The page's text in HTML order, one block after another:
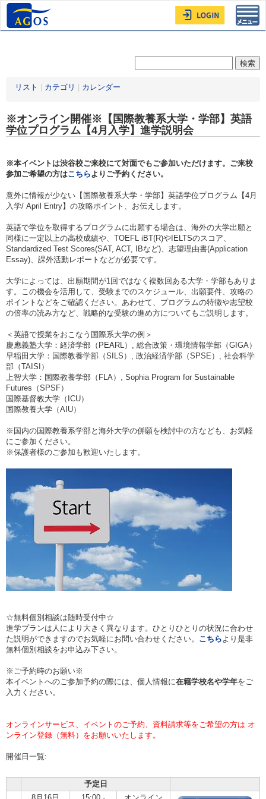
リスト カテゴリ カレンダー
※オンライン開催※【国際教養系大学・学部】英語
学位プログラム【4月入学】進学説明会
※本イベントは渋谷校ご来校にて対面でもご参加いただけます。ご来校
参加ご希望の方はこちらよりご予約ください。
意外に情報が少ない【国際教養系大学・学部】英語学位プログラム【4月
入学/ April Entry】の攻略ポイント、お伝えします。
英語で学位を取得するプログラムに出願する場合は、海外の大学出願と
同様に一定以上の高校成績や、TOEFL iBT(R)やIELTSのスコア、
Standardized Test Scores(SAT, ACT, IBなど)、志望理由書(Application
Essay)、課外活動レポートなどが必要です。
大学によっては、出願期間が1回ではなく複数回ある大学・学部もありま
す。この機会を活用して、受験までのスケジュール、出願要件、攻略の
ポイントなどをご確認ください。あわせて、プログラムの特徴や志望校
の倍率の読み方など、戦略的な受験の進め方についてもご説明します。
＜英語で授業をおこなう国際系大学の例＞
慶應義塾大学：経済学部（PEARL）, 総合政策・環境情報学部（GIGA）
早稲田大学：国際教養学部（SILS）, 政治経済学部（SPSE）, 社会科学
部（TAISI）
上智大学：国際教養学部（FLA）, Sophia Program for Sustainable
Futures（SPSF）
国際基督教大学（ICU）
国際教養大学（AIU）
※国内の国際教養系学部と海外大学の併願を検討中の方なども、お気軽
にご参加ください。
※保護者様のご参加も歓迎いたします。
☆無料個別相談は随時受付中☆
進学プランは人により大きく異なります。ひとりひとりの状況に合わせ
た説明ができますのでお気軽にお問い合わせください。 こちらより是非
無料個別相談をお申込み下さい。
※ご予約時のお願い※
本イベントへのご参加予約の際には、個人情報に在籍学校名や学年をご
入力ください。
オンラインサービス、イベントのご予約、資料請求等をご希望の方は オ
ンライン登録（無料）をお願いいたします。
開催日一覧:
予定日